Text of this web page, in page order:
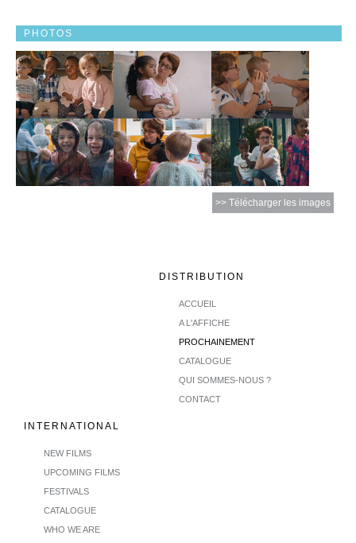
PHOTOS
>> Télécharger les images
DISTRIBUTION
ACCUEIL
A L'AFFICHE
PROCHAINEMENT
CATALOGUE
QUI SOMMES-NOUS ?
CONTACT
INTERNATIONAL
NEW FILMS
UPCOMING FILMS
FESTIVALS
CATALOGUE
WHO WE ARE